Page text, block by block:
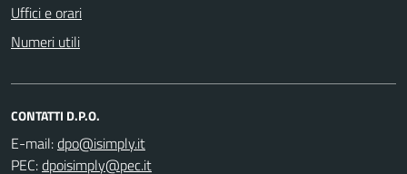
Uffici e orari
Numeri utili
CONTATTI D.P.O.
E-mail:
PEC: